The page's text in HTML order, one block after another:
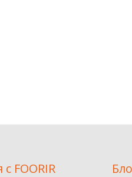
с FOORIR